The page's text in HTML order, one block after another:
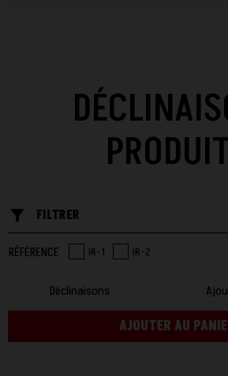
filter_list_alt FILTRER
RÉFÉRENCE IR-1 IR-2
Déclinaisons
AJOUTER AU